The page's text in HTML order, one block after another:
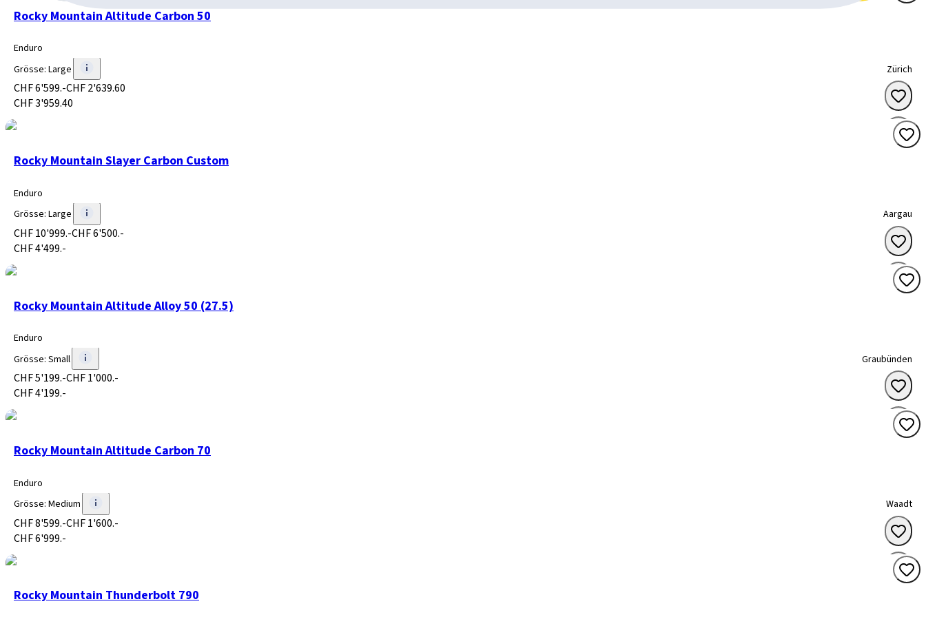
Rocky Mountain Altitude Carbon 50
Enduro
Grösse: Large Zürich
CHF 6'599.-CHF 2'639.60
CHF 3'959.40
Rocky Mountain Slayer Carbon Custom
Enduro
Grösse: Large Aargau
CHF 10'999.-CHF 6'500.-
CHF 4'499.-
Rocky Mountain Altitude Alloy 50 (27.5)
Enduro
Grösse: Small Graubünden
CHF 5'199.-CHF 1'000.-
CHF 4'199.-
Rocky Mountain Altitude Carbon 70
Enduro
Grösse: Medium Waadt
CHF 8'599.-CHF 1'600.-
CHF 6'999.-
Rocky Mountain Thunderbolt 790